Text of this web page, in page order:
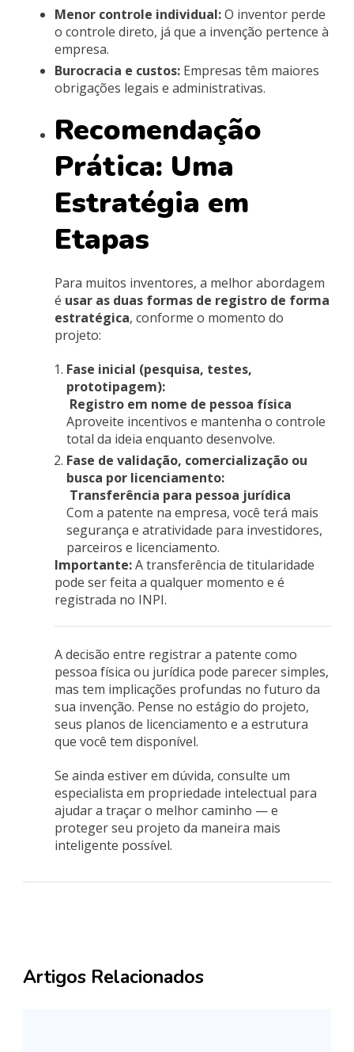
Menor controle individual:O inventor perde
o controle direto, já que a invenção pertence à
empresa.
Burocracia e custos: Empresas têm maiores
obrigações legais e administrativas.
Recomendação
Prática: Uma
Estratégia em
Etapas
Para muitos inventores, a melhor abordagem
é usar as duas formas de registro de forma
estratégica, conforme o momento do
projeto:
Fase inicial (pesquisa, testes,
prototipagem):
Registro em nome de pessoa física
Aproveite incentivos e mantenha o controle
total da ideia enquanto desenvolve.
Fase de validação, comercialização ou
busca por licenciamento:
Transferência para pessoa jurídica
Com a patente na empresa, você terá mais
segurança e atratividade para investidores,
parceiros e licenciamento.
Importante:A transferência de titularidade
pode ser feita a qualquer momento e é
registrada no INPI.
A decisão entre registrar a patente como
pessoa física ou jurídica pode parecer simples,
mas tem implicações profundas no futuro da
sua invenção. Pense no estágio do projeto,
seus planos de licenciamento e a estrutura
que você tem disponível.
Se ainda estiver em dúvida, consulte um
especialista em propriedade intelectual para
ajudar a traçar o melhor caminho — e
proteger seu projeto da maneira mais
inteligente possível.
Artigos Relacionados